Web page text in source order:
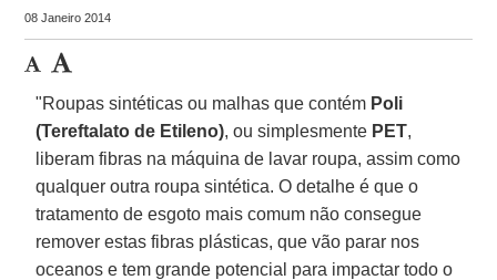
08 Janeiro 2014
"Roupas sintéticas ou malhas que contém Poli
(Tereftalato de Etileno), ou simplesmente PET,
liberam fibras na máquina de lavar roupa, assim como
qualquer outra roupa sintética. O detalhe é que o
tratamento de esgoto mais comum não consegue
remover estas fibras plásticas, que vão parar nos
oceanos e tem grande potencial para impactar todo o